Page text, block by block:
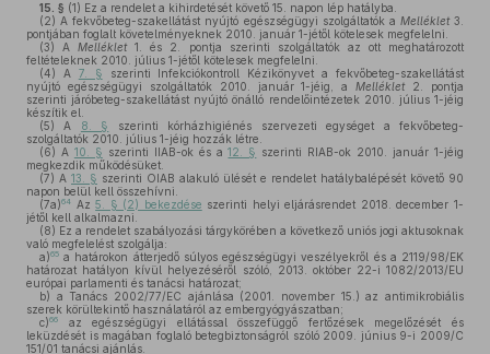
15. § (1) Ez a rendelet a kihirdetését követő 15. napon lép hatályba.
(2) A fekvőbeteg-szakellátást nyújtó egészségügyi szolgáltatók a Melléklet3.
pontjában foglalt követelményeknek 2010. január 1-jétől kötelesek megfelelni.
(3) AMelléklet1. és 2. pontja szerinti szolgáltatók az ott meghatározott
feltételeknek 2010. július 1-jétől kötelesek megfelelni.
(4) A 7. § szerinti Infekciókontroll Kézikönyvet a fekvőbeteg-szakellátást
nyújtó egészségügyi szolgáltatók 2010. január 1-jéig, aMelléklet2. pontja
szerinti járóbeteg-szakellátást nyújtó önálló rendelőintézetek 2010. július 1-jéig
készítik el.
(5) A 8. §
szerinti kórházhigiénés szervezeti egységet a fekvőbeteg-
szolgáltatók 2010. július 1-jéig hozzák létre.
(6) A 10. § szerinti IIAB-ok és a12. § szerinti RIAB-ok 2010. január 1-jéig
megkezdik működésüket.
(7) A 13. § szerinti OIAB alakuló ülését e rendelet hatálybalépését követő 90
napon belül kell összehívni.
(7a)64 Az5. § (2) bekezdése szerinti helyi eljárásrendet 2018. december 1-
jétől kell alkalmazni.
(8) Ez a rendelet szabályozási tárgykörében a következő uniós jogi aktusoknak
való megfelelést szolgálja:
a)65 a határokon átterjedő súlyos egészségügyi veszélyekről és a 2119/98/EK
határozat hatályon kívül helyezéséről szóló, 2013. október 22-i 1082/2013/EU
európai parlamenti és tanácsi határozat;
b) a Tanács 2002/77/EC ajánlása (2001. november 15.) az antimikrobiális
szerek körültekintő használatáról az embergyógyászatban;
c)66
az egészségügyi ellátással összefüggő fertőzések megelőzését és
leküzdését is magában foglaló betegbiztonságról szóló 2009. június 9-i 2009/C
151/01 tanácsi ajánlás.